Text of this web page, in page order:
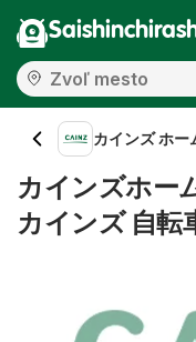
カインズ ホー
カインズホー
カインズ 自転